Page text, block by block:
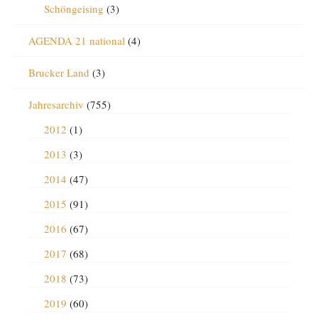
Schöngeising (3)
AGENDA 21 national(4)
Brucker Land (3)
Jahresarchiv (755)
2012 (1)
2013 (3)
2014 (47)
2015 (91)
2016 (67)
2017 (68)
2018 (73)
2019 (60)